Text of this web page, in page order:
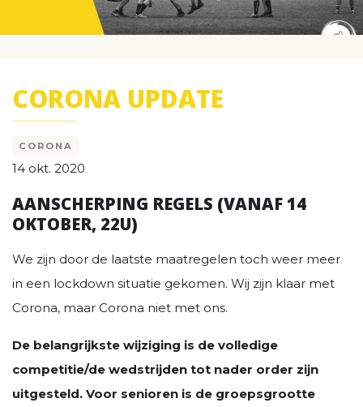
CORONA UPDATE
CORONA
14 okt. 2020
AANSCHERPING REGELS (VANAF 14
OKTOBER, 22U)
We zijn door de laatste maatregelen toch weer meer
in een lockdown situatie gekomen. Wij zijn klaar met
Corona, maar Corona niet met ons.
De belangrijkste wijziging is de volledige
competitie/de wedstrijden tot nader order zijn
uitgesteld. Voor senioren is de groepsgrootte